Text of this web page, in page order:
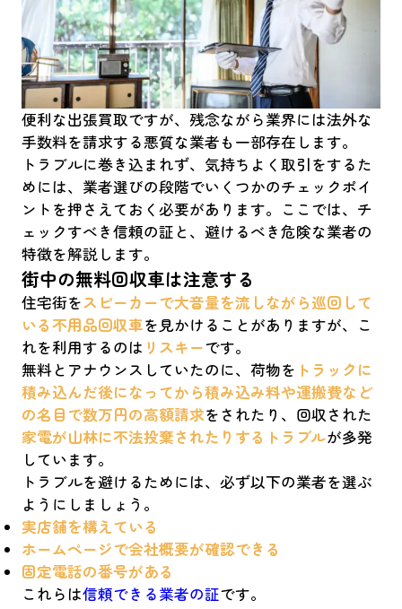
便利な出張買取ですが、残念ながら業界には法外な
手数料を請求する悪質な業者も一部存在します。
トラブルに巻き込まれず、気持ちよく取引をするた
めには、業者選びの段階でいくつかのチェックポイ
ントを押さえておく必要があります。ここでは、チ
ェックすべき信頼の証と、避けるべき危険な業者の
特徴を解説します。
街中の無料回収車は注意する
住宅街をスピーカーで大音量を流しながら巡回して
いる不用品回収車を見かけることがありますが、こ
れを利用するのは リスキーです。
無料とアナウンスしていたのに、荷物を トラックに
積み込んだ後になってから積み込み料や運搬費など
の名目で数万円の高額請求をされたり、回収された
家電が山林に不法投棄されたりするトラブルが多発
しています。
トラブルを避けるためには、必ず以下の業者を選ぶ
ようにしましょう。
実店舗を構えている
ホームページで会社概要が確認できる
固定電話の番号がある
これらは信頼できる業者の証です。